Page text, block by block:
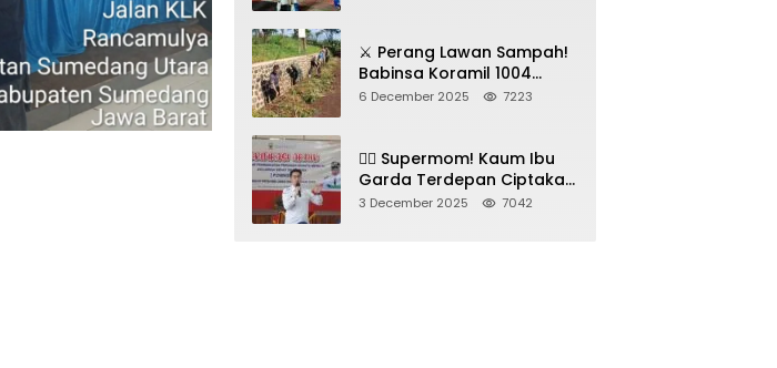
⚔️ Perang Lawan Sampah!
Babinsa Koramil 1004
Tanjungsari Pimpin Warga
6 December 2025 7223
🦸‍♀️ Supermom! Kaum Ibu
Garda Terdepan Ciptakan
Generasi Unggul di
3 December 2025 7042